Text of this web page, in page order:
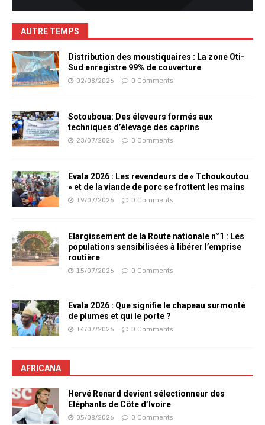
AUTRE TEMPS
Distribution des moustiquaires : La zone Oti-
Sud enregistre 99% de couverture
02/08/2026 0 Comments
Sotouboua: Des éleveurs formés aux
techniques d’élevage des caprins
23/07/2026 0 Comments
Evala 2026 : Les revendeurs de « Tchoukoutou
» et de la viande de porc se frottent les mains
19/07/2026 0 Comments
Elargissement de la Route nationale n°1 : Les
populations sensibilisées à libérer l’emprise
routière
15/07/2026 0 Comments
Evala 2026 : Que signifie le chapeau surmonté
de plumes et qui le porte ?
14/07/2026 0 Comments
AFRICANA
Hervé Renard devient sélectionneur des
Eléphants de Côte d’Ivoire
05/08/2026 0 Comments